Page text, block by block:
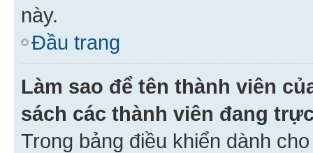
này.
Đầu trang
Làm sao để tên thành viên
sách các thành viên đang
Trong bảng điều khiển dành